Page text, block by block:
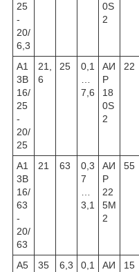
25
-
20/
6,3
0S
2
А1
3В
16/
25
-
20/
25
21,
6
25
0,1
…
7,6
АИ
Р
18
0S
2
22
А1
3В
16/
63
-
20/
63
21 63
0,3
7
…
3,1
АИ
Р
22
5М
2
55
А5
35 6,3
0,1
АИ
15